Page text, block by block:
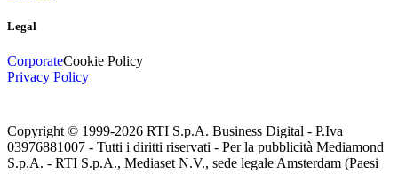
Legal
CorporateCookie Policy
Privacy Policy
Copyright © 1999-2026 RTI S.p.A. Business Digital - P.Iva
03976881007 - Tutti i diritti riservati - Per la pubblicità Mediamond
S.p.A. - RTI S.p.A., Mediaset N.V., sede legale Amsterdam (Paesi